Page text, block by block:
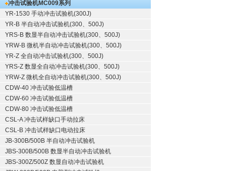
冲击试验机MC009系列
YR-1530 手动冲击试验机(300J)
YR-B 半自动冲击试验机(300、500J)
YRS-B 数显半自动冲击试验机(300、500J)
YRW-B 微机半自动冲击试验机(300、500J)
YR-Z 全自动冲击试验机(300、500J)
YRS-Z 数显全自动冲击试验机(300、500J)
YRW-Z 微机全自动冲击试验机(300、500J)
CDW-40 冲击试验低温槽
CDW-60 冲击试验低温槽
CDW-80 冲击试验低温槽
CSL-A 冲击试样缺口手动拉床
CSL-B 冲击试样缺口电动拉床
JB-300B/500B 半自动冲击试验机
JBS-300B/500B 数显半自动冲击试验机
JBS-300Z/500Z 数显自动冲击试验机